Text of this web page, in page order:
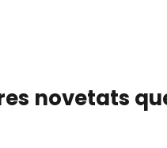
novetats